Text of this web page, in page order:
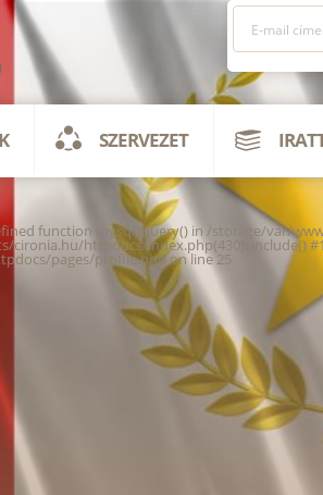
SZERVEZET
function mysql_query() in /storage/var/
cironia.hu/httpdocs/index.php(430): include()
pages/profile.phpon line25